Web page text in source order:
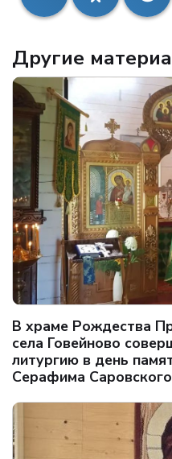
Другие
В храме Рождества
села Говейново
литургию в день
Серафима Саровского